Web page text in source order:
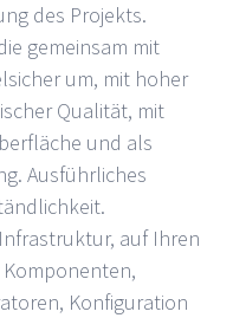
des Projekts.
gemeinsam mit
um, mit hoher
Qualität, mit
und als
Ausführliches
auf Ihren
Konfiguration